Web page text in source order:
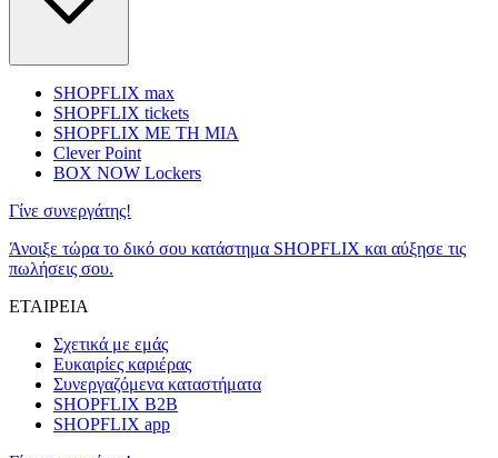
SHOPFLIX max
SHOPFLIX tickets
SHOPFLIX ΜΕ ΤΗ ΜΙΑ
Clever Point
BOX NOW Lockers
Γίνε συνεργάτης!
Άνοιξε τώρα το δικό σου κατάστημα SHOPFLIX και αύξησε τις
πωλήσεις σου.
ΕΤΑΙΡΕΙΑ
Σχετικά με εμάς
Ευκαιρίες καριέρας
Συνεργαζόμενα καταστήματα
SHOPFLIX B2B
SHOPFLIX app